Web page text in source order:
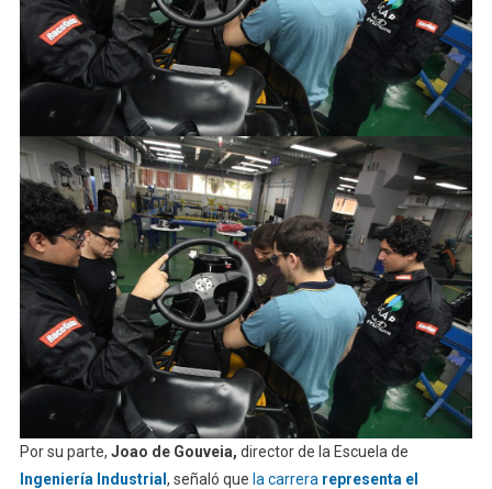
Por su parte, Joao de Gouveia, director de la Escuela de
Ingeniería Industrial , señaló que la carrera representa el